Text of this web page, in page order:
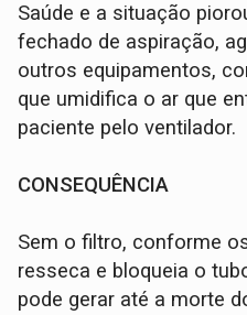
Saúde e a situação
fechado de aspiração,
outros equipamentos,
que umidifica o ar que
paciente pelo ventilador.
CONSEQUÊNCIA
Sem o filtro, conforme
resseca e bloqueia o
pode gerar até a morte